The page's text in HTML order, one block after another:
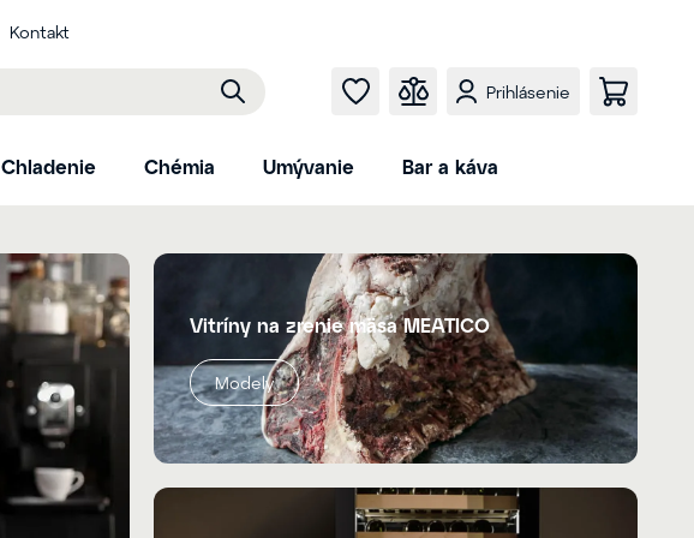
Kontakt
Prihlásenie
Chladenie Chémia Umývanie Bar a káva
Vitríny na zrenie mäsa MEATICO
Modely